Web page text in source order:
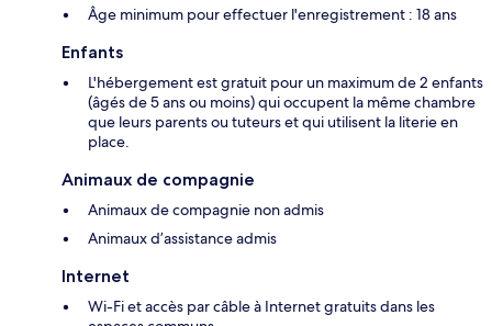
Âge minimum pour effectuer l'enregistrement : 18 ans
Enfants
L'hébergement est gratuit pour un maximum de 2 enfants
(âgés de 5 ans ou moins) qui occupent la même chambre
que leurs parents ou tuteurs et qui utilisent la literie en
place.
Animaux de compagnie
Animaux de compagnie non admis
Animaux d’assistance admis
Internet
Wi-Fi et accès par câble à Internet gratuits dans les